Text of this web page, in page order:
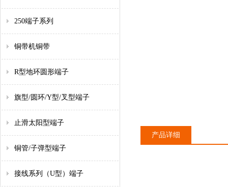
250端子系列
铜带机铜带
R型地环圆形端子
旗型/圆环/Y型/叉型端子
止滑太阳型端子
铜管/子弹型端子
接线系列（U型）端子
产品详细